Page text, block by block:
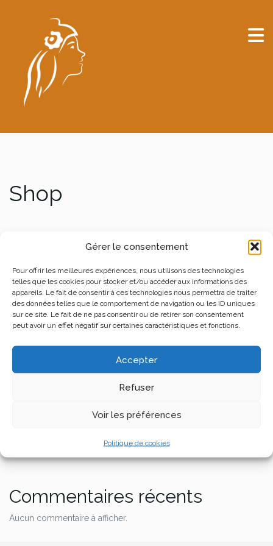
Gérer le consentement
Pour offrir les meilleures expériences, nous utilisons des technologies
telles que les cookies pour stocker et/ou accéder aux informations des
appareils. Le fait de consentir à ces technologies nous permettra de traiter
des données telles que le comportement de navigation ou les ID uniques
sur ce site. Le fait de ne pas consentir ou de retirer son consentement
peut avoir un effet négatif sur certaines caractéristiques et fonctions.
Accepter
Refuser
Voir les préférences
Politique de cookies
Shop
Rechercher
Rechercher
Articles récents
5 tips how to be successful
Commentaires récents
Aucun commentaire à afficher.